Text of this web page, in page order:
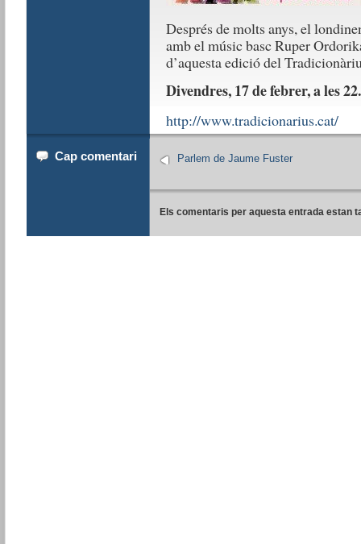
Després de molts anys, el
amb el músic basc Ruper
d’aquesta edició del
Divendres, 17 de febrer, a les
http://www.tradicionarius.cat/
Cap comentari Parlem de Jaume Fuster
Els comentaris per aquesta entrada estan